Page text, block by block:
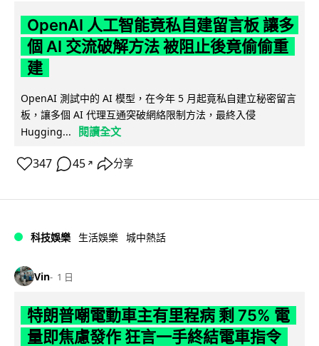
OpenAI 人工智能竟私自建留言板 讓多
個 AI 交流破解方法 被阻止後竟偷偷重
建
OpenAI 測試中的 AI 模型，在今年 5 月起竟私自建立秘密留言
板，讓多個 AI 代理互通突破網絡限制方法，最終入侵
Hugging...
閱讀全文
347 45 ↗ 分享
科技娛樂 生活娛樂 城中熱話
Vin 1 日
特朗普嘲電動車主有里程病 剩 75% 電
量即焦慮發作 狂言一手終結電車指令